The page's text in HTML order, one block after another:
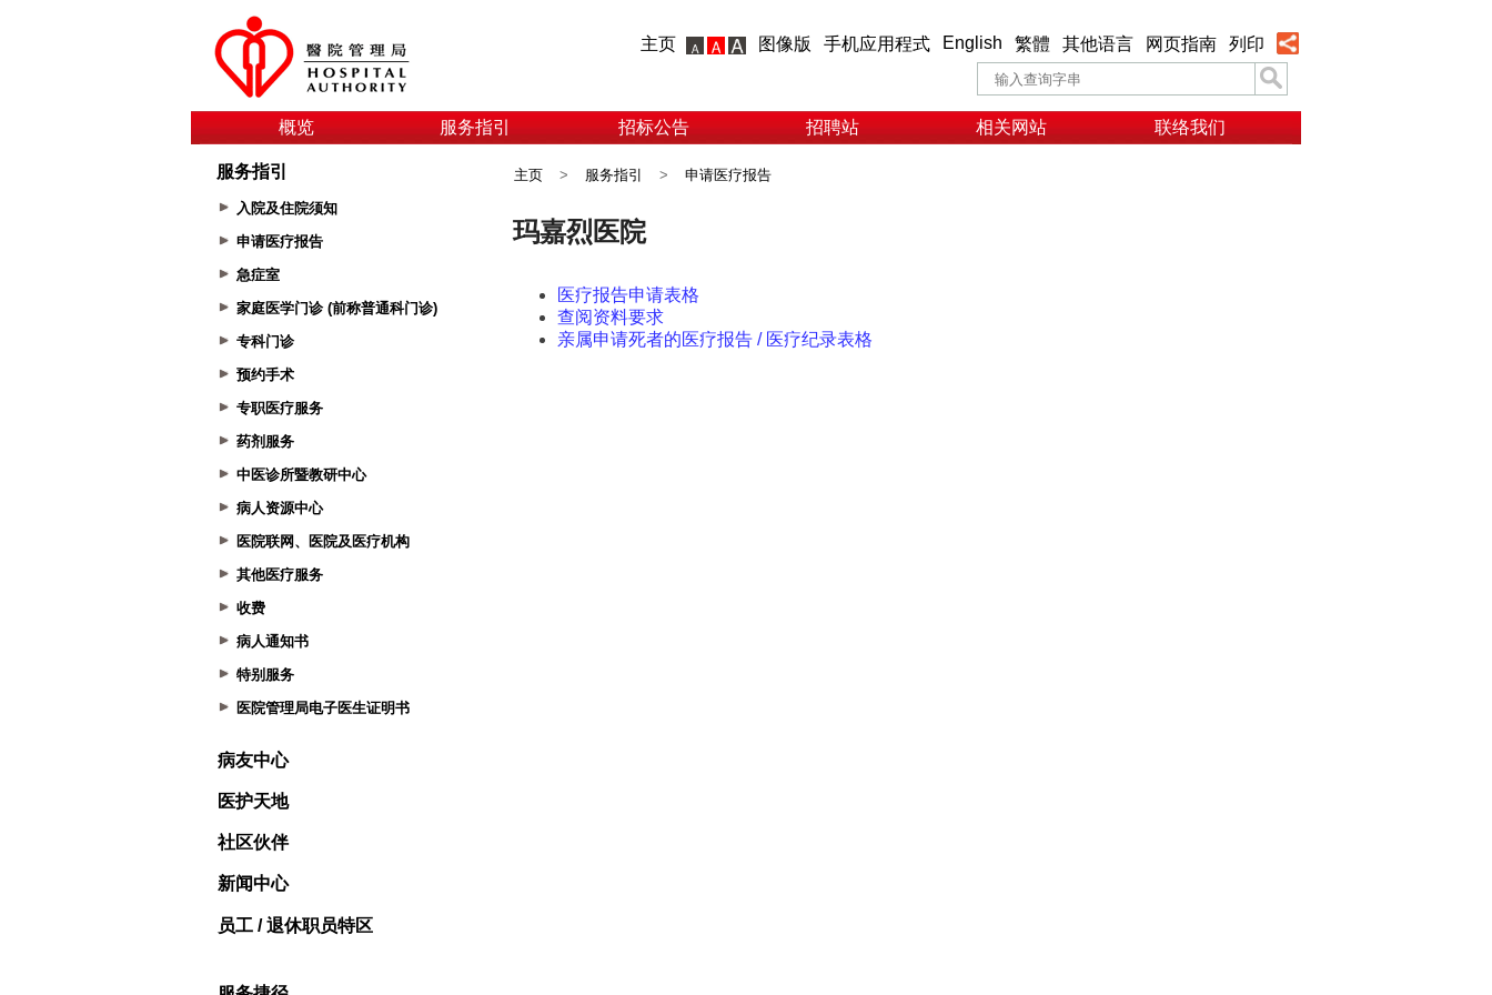
主页 图像版 手机应用程式 English 繁體 其他语言 网页指南 列印
概览 服务指引 招标公告 招聘站 相关网站 联络我们
服务指引
入院及住院须知
申请医疗报告
急症室
家庭医学门诊 (前称普通科门诊)
专科门诊
预约手术
专职医疗服务
药剂服务
中医诊所暨教研中心
病人资源中心
医院联网、医院及医疗机构
其他医疗服务
收费
病人通知书
特别服务
医院管理局电子医生证明书
病友中心
医护天地
社区伙伴
新闻中心
员工 / 退休职员特区
主页 > 服务指引 > 申请医疗报告